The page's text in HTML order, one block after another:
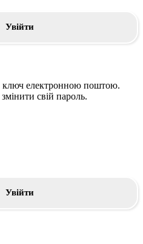
Увійти
електронною поштою.
свій пароль.
Увійти